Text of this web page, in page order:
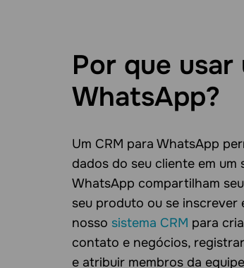
Por que usar
WhatsApp?
Um CRM para WhatsApp
dados do seu cliente em um
WhatsApp compartilham
seu produto ou se
nosso sistema CRM para
contato e negócios,
e atribuir membros da